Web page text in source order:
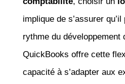
implique de s’assurer
rythme du développement
QuickBooks offre cette
capacité à s’adapter aux